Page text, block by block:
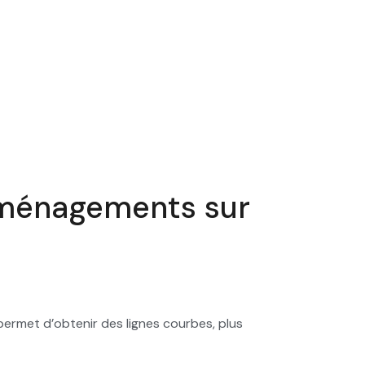
sur
d’obtenir des lignes courbes, plus